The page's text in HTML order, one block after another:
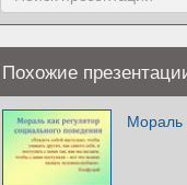
Похожие
Мораль